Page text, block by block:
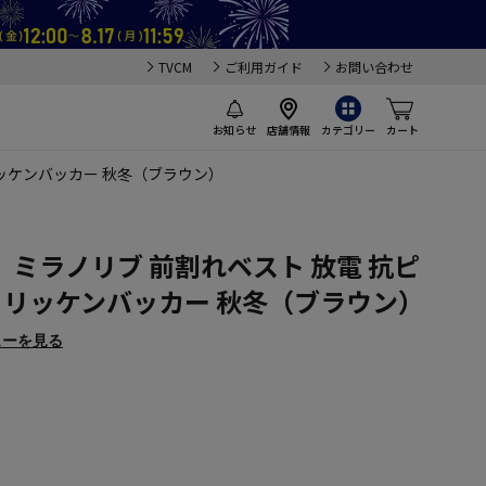
TVCM ご利用ガイド お問い合わせ
お知らせ 店舗情報 カテゴリー カート
ンバッカー 秋冬（ブラウン）
ラノリブ 前割れベスト 放電 抗ピ
ッケンバッカー 秋冬（ブラウン）
を見る